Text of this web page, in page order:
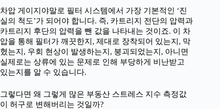
차압 게이지야말로 필터 시스템에서 가장 기본적인 ‘진
실의 척도’가 되어야 합니다. 즉, 카트리지 전단의 압력과
카트리지 후단의 압력을 뺀 값을 나타내는 것이죠. 이 차
압을 통해 필터가 깨끗한지, 제대로 장착되어 있는지, 막
혔는지, 우회 현상이 발생하는지, 붕괴되었는지, 아니면
실제로는 상류에 있는 문제로 인해 부당하게 비난받고
있는지를 알 수 있습니다.
그렇다면 왜 그렇게 많은 부동산 스트레스 지수 측정값
이 허구로 변해버리는 것일까?